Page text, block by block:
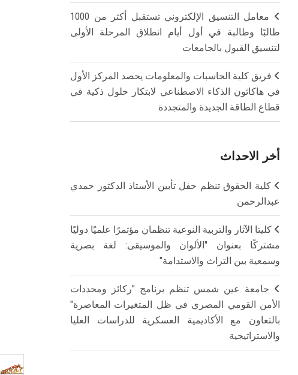
معامل التنسيق الإلكتروني تستقبل أكثر من 1000
طالبًا وطالبة في أول أيام انطلاق المرحلة الأولى
لتنسيق القبول بالجامعات
فريق كلية الحاسبات والمعلومات يحصد المركز الأول
في هاكاثون الذكاء الاصطناعي لابتكار حلول ذكية في
قطاع الطاقة الجديدة والمتجددة
أخر الاحداث
كلية الحقوق تنظم حفل تأبين الأستاذ الدكتور حمدي
عبدالرحمن
كليتا الآثار والتربية النوعية تنظمان مؤتمرًا علميًا دوليًا
مشتركًا بعنوان "الألوان والموسيقى: لغة بصرية
وسمعية بين التراث والاستدامة"
جامعة عين شمس تنظم برنامج "ركائز ومحددات
الأمن القومي المصري في ظل المتغيرات المعاصرة"
بالتعاون مع الأكاديمية العسكرية للدراسات العليا
والاستراتيجية